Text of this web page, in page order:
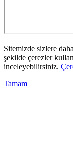
Sitemizde sizlere
şekilde çerezler
inceleyebilirsiniz.
Tamam